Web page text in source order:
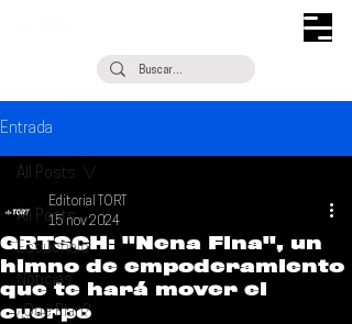
Entrada
All Posts
Escúchalo
Noticias
¿Qué Plan?
All Posts
GRTSCH: "Nena Fina", un
himno de empoderamiento
que te hará mover el
cuerpo
Editorial TORT
15 nov 2024